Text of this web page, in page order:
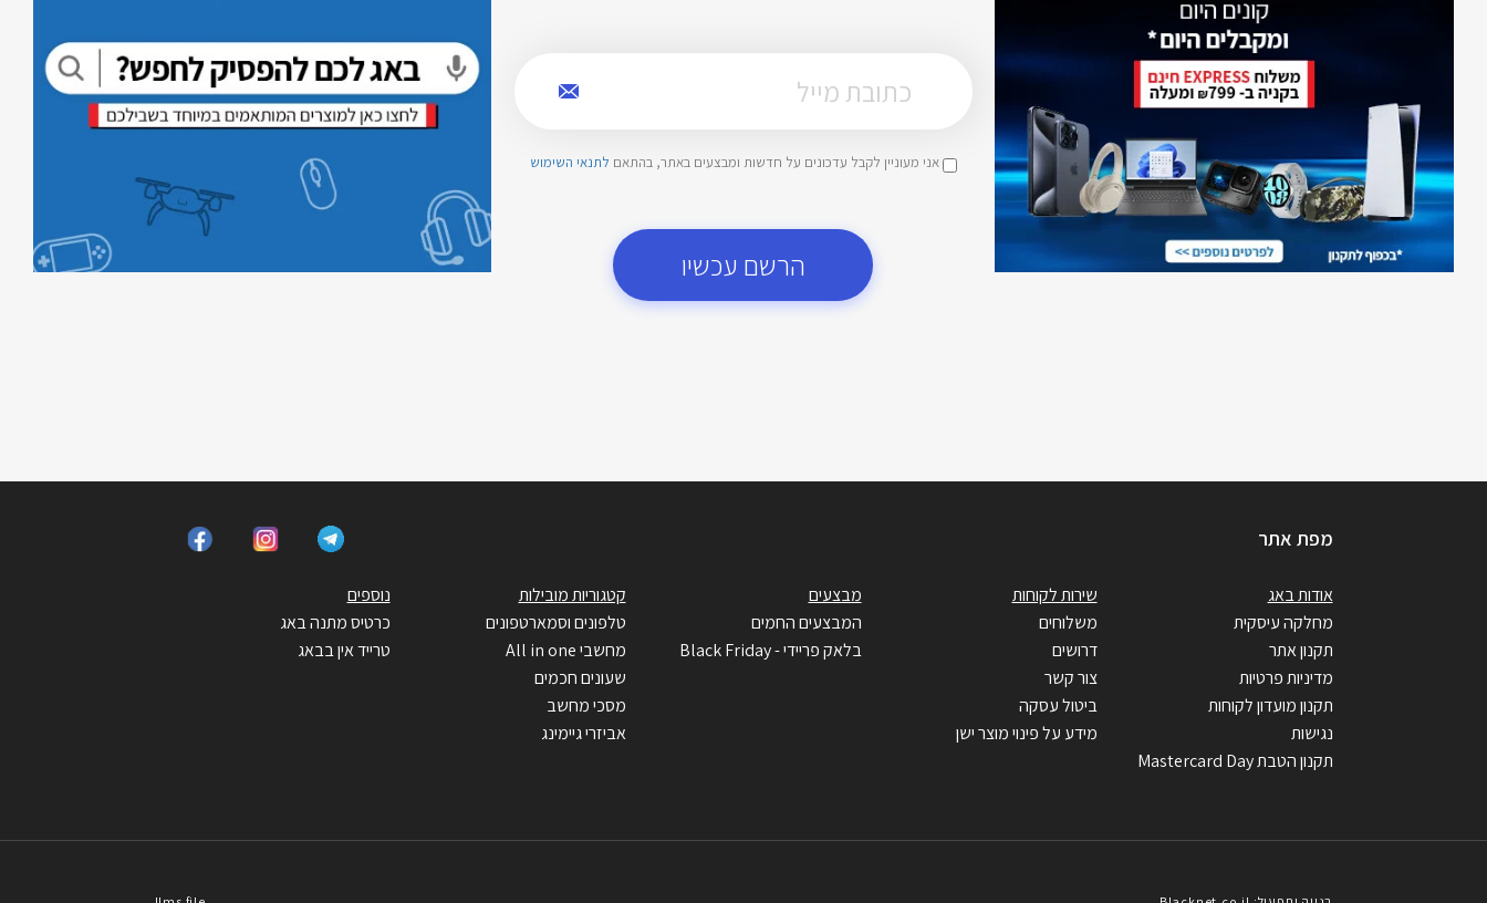
אני מעוניין לקבל עדכונים על חדשות ומבצעים באתר, בהתאם לתנאי השימוש
הרשם עכשיו
מפת אתר
אודות באג
מחלקה עיסקית
תקנון אתר
מדיניות פרטיות
תקנון מועדון לקוחות
נגישות
תקנון הטבת Mastercard Day
שירות לקוחות
משלוחים
דרושים
צור קשר
ביטול עסקה
מידע על פינוי מוצר ישן
מבצעים
המבצעים החמים
בלאק פריידי - Black Friday
קטגוריות מובילות
טלפונים וסמארטפונים
מחשבי All in one
שעונים חכמים
מסכי מחשב
אביזרי גיימינג
נוספים
כרטיס מתנה באג
טרייד אין בבאג